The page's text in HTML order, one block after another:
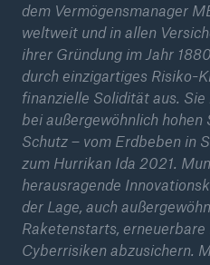
dem Vermögensmanager
weltweit und in allen
ihrer Gründung im Jahr
durch einzigartiges Risiko-
finanzielle Solidität aus.
bei außergewöhnlich hohen
Schutz – vom Erdbeben in
zum Hurrikan Ida 2021.
herausragende
der Lage, auch
Raketenstarts, erneuerbare
Cyberrisiken abzusichern.